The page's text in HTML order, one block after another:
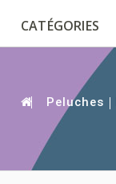
CATÉGORIES
Peluches